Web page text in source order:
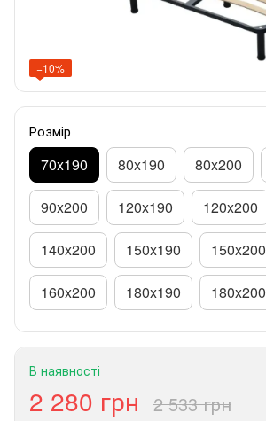
−10%
Розмір
70x190 80x190 80x200
90x200 120x190 120x200
140x200 150x190 150x200
160x200 180x190 180x200
В наявності
2 280 грн 2 533 грн